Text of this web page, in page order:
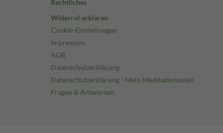
Rechtliches
Widerruf erklären
Cookie-Einstellungen
Impressum
AGB
Datenschutzerklärung
Datenschutzerklärung - Mein Medikationsplan
Fragen & Antworten